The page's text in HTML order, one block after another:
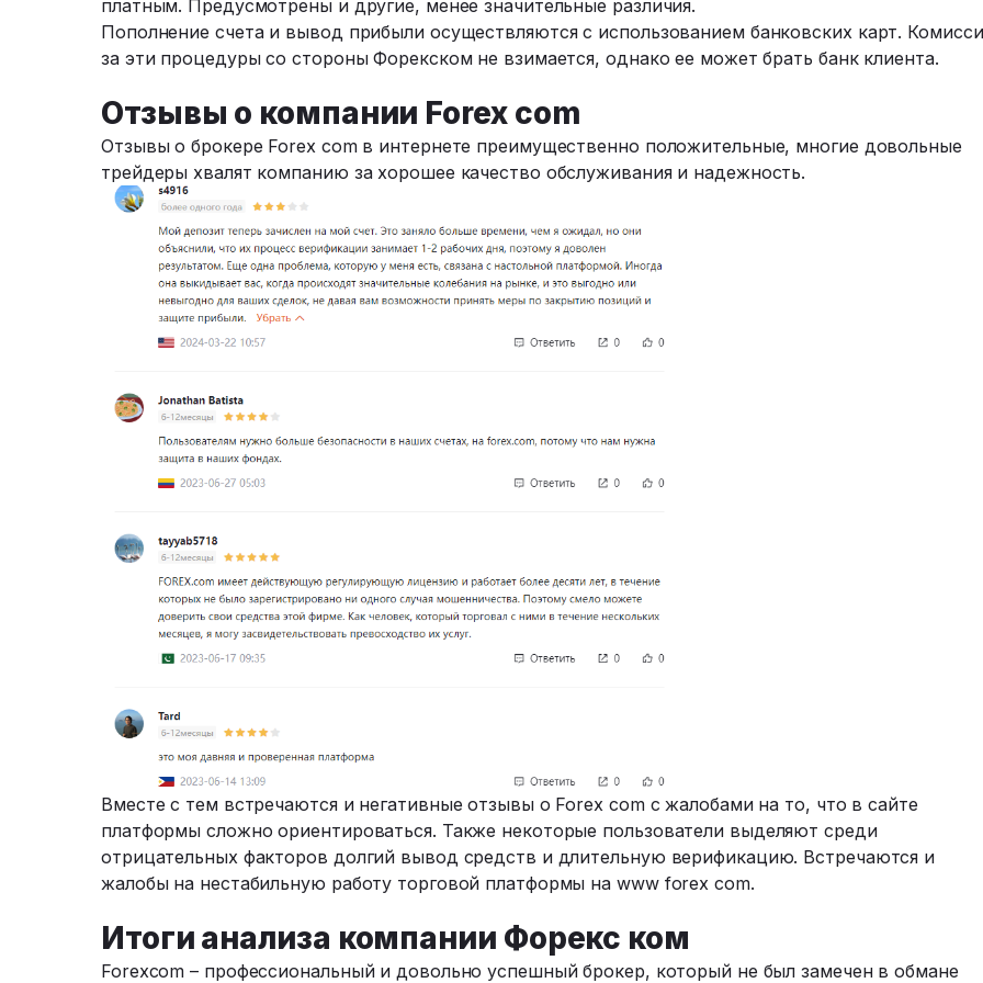
платным. Предусмотрены и другие, менее значительные различия.
Пополнение счета и вывод прибыли осуществляются с использованием банковских карт.
за эти процедуры со стороны Форекском не взимается, однако ее может брать банк клиента.
Отзывы о компании Forex com
Отзывы о брокере Forex com в интернете преимущественно положительные, многие довольные
трейдеры хвалят компанию за хорошее качество обслуживания и надежность.
Вместе с тем встречаются и негативные отзывы о Forex com с жалобами на то, что в сайте
платформы сложно ориентироваться. Также некоторые пользователи выделяют среди
отрицательных факторов долгий вывод средств и длительную верификацию. Встречаются и
жалобы на нестабильную работу торговой платформы на www forex com.
Итоги анализа компании Форекс ком
Forexcom – профессиональный и довольно успешный брокер, который не был замечен в обмане